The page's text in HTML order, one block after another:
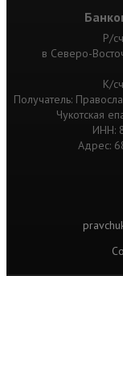
Р/
в Северо-
К/
Получатель:
Чукотская
ИНН:
Адрес: